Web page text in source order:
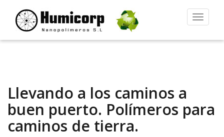
Alternar
Llevando a los caminos a
buen puerto. Polímeros para
caminos de tierra.